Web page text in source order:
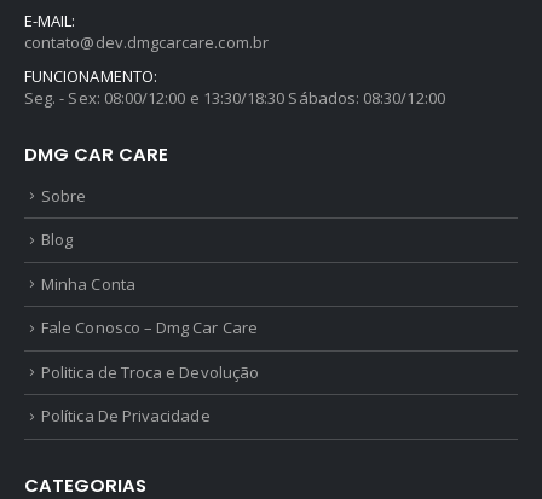
E-MAIL:
contato@dev.dmgcarcare.com.br
FUNCIONAMENTO:
Seg. - Sex: 08:00/12:00 e 13:30/18:30 Sábados: 08:30/12:00
DMG CAR CARE
Sobre
Blog
Minha Conta
Fale Conosco – Dmg Car Care
Politica de Troca e Devolução
Política De Privacidade
CATEGORIAS